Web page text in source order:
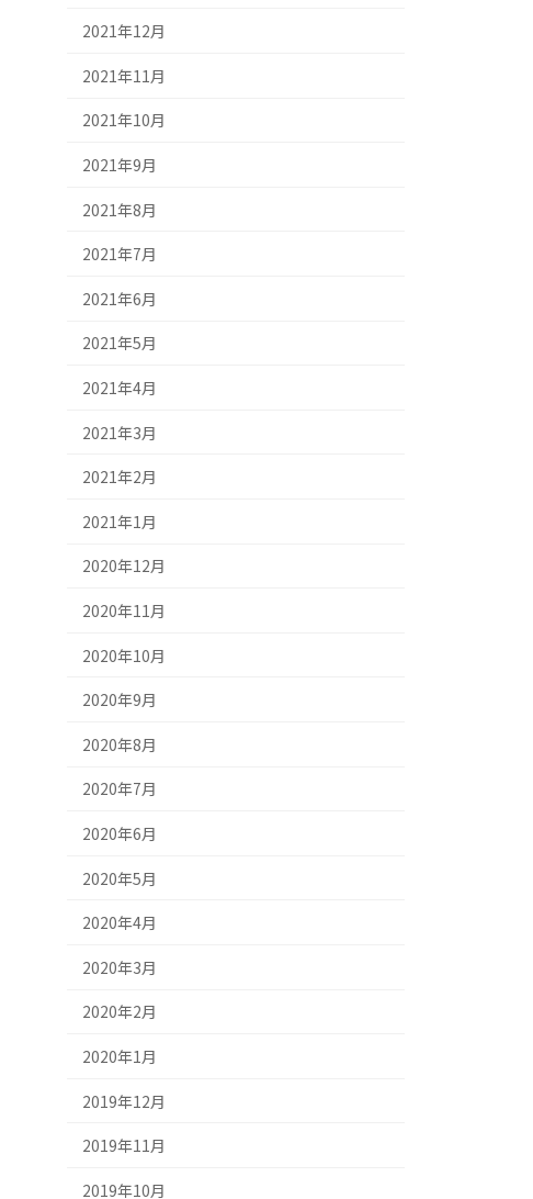
2021年12月
2021年11月
2021年10月
2021年9月
2021年8月
2021年7月
2021年6月
2021年5月
2021年4月
2021年3月
2021年2月
2021年1月
2020年12月
2020年11月
2020年10月
2020年9月
2020年8月
2020年7月
2020年6月
2020年5月
2020年4月
2020年3月
2020年2月
2020年1月
2019年12月
2019年11月
2019年10月